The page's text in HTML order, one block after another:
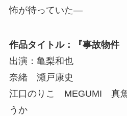
怖が待っていた―
作品タイトル：『事故物件
出演：亀梨和也
奈緒 瀬戸康史
江口のりこ MEGUMI 真
うか